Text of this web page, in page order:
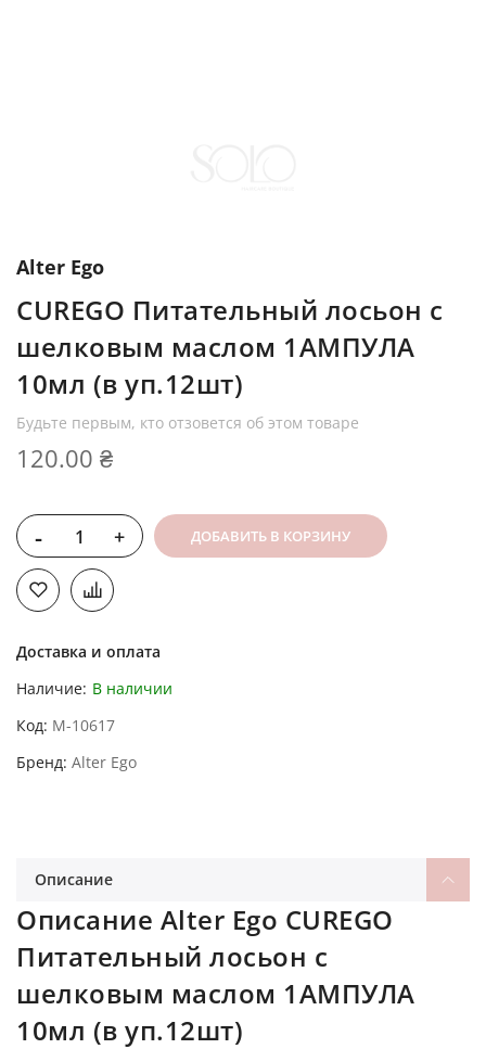
Alter Ego
CUREGO Питательный лосьон с
шелковым маслом 1АМПУЛА
10мл (в уп.12шт)
Будьте первым, кто отзовется об этом товаре
120.00 ₴
- + ДОБАВИТЬ В КОРЗИНУ
Доставка и оплата
Наличие: В наличии
Код M-10617
Бренд Alter Ego
Описание
Описание Alter Ego CUREGO
Питательный лосьон с
шелковым маслом 1АМПУЛА
10мл (в уп.12шт)